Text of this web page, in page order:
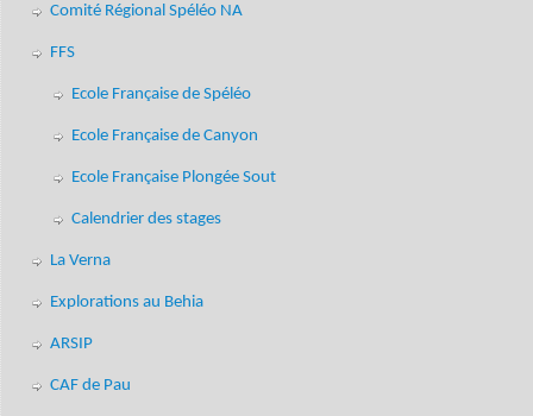
Comité Régional Spéléo NA
FFS
Ecole Française de Spéléo
Ecole Française de Canyon
Ecole Française Plongée Sout
Calendrier des stages
La Verna
Explorations au Behia
ARSIP
CAF de Pau